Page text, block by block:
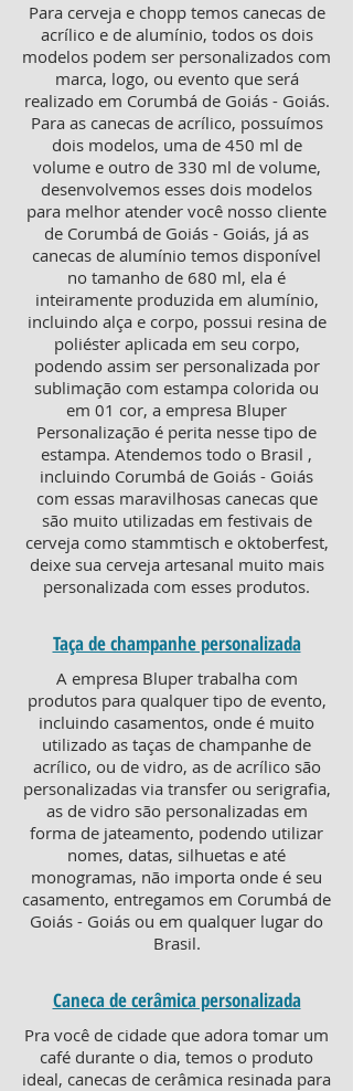
Para cerveja e chopp temos canecas de
acrílico e de alumínio, todos os dois
modelos podem ser personalizados com
marca, logo, ou evento que será
realizado em Corumbá de Goiás - Goiás.
Para as canecas de acrílico, possuímos
dois modelos, uma de 450 ml de
volume e outro de 330 ml de volume,
desenvolvemos esses dois modelos
para melhor atender você nosso cliente
de Corumbá de Goiás - Goiás, já as
canecas de alumínio temos disponível
no tamanho de 680 ml, ela é
inteiramente produzida em alumínio,
incluindo alça e corpo, possui resina de
poliéster aplicada em seu corpo,
podendo assim ser personalizada por
sublimação com estampa colorida ou
em 01 cor, a empresa Bluper
Personalização é perita nesse tipo de
estampa. Atendemos todo o Brasil ,
incluindo Corumbá de Goiás - Goiás
com essas maravilhosas canecas que
são muito utilizadas em festivais de
cerveja como stammtisch e oktoberfest,
deixe sua cerveja artesanal muito mais
personalizada com esses produtos.
Taça de champanhe personalizada
A empresa Bluper trabalha com
produtos para qualquer tipo de evento,
incluindo casamentos, onde é muito
utilizado as taças de champanhe de
acrílico, ou de vidro, as de acrílico são
personalizadas via transfer ou serigrafia,
as de vidro são personalizadas em
forma de jateamento, podendo utilizar
nomes, datas, silhuetas e até
monogramas, não importa onde é seu
casamento, entregamos em Corumbá de
Goiás - Goiás ou em qualquer lugar do
Brasil.
Caneca de cerâmica personalizada
Pra você de cidade que adora tomar um
café durante o dia, temos o produto
ideal, canecas de cerâmica resinada para